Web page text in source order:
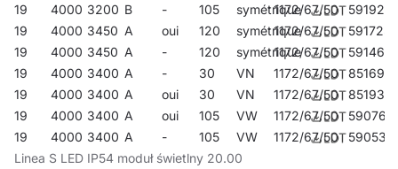
19
4000 3200 B - 105 symétrique1172/67/50
591921
19
4000 3450 A oui 120 symétrique1172/67/50
591723
19
4000 3450 A - 120 symétrique1172/67/50
591464
19
4000 3400 A - 30 VN 1172/67/50
851698
19
4000 3400 A oui 30 VN 1172/67/50
851933
19
4000 3400 A oui 105 VW 1172/67/50
590764
19
4000 3400 A - 105 VW 1172/67/50
590535
Linea S LED IP54 moduł świetlny 20.00